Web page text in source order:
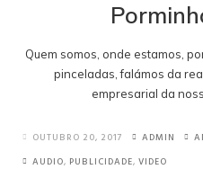
Quem somos, onde estamos,
pinceladas, falámos da
empresarial da
OUTUBRO 20, 2017 ADMIN
AUDIO, PUBLICIDADE, VIDEO